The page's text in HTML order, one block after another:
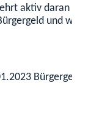
aktiv daran
und werden
Bürgergeld.